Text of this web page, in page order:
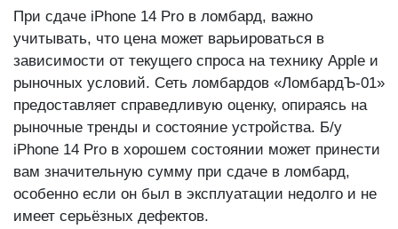
При сдаче iPhone 14 Pro в ломбард, важно
учитывать, что цена может варьироваться в
зависимости от текущего спроса на технику Apple и
рыночных условий. Сеть ломбардов «ЛомбардЪ-01»
предоставляет справедливую оценку, опираясь на
рыночные тренды и состояние устройства. Б/у
iPhone 14 Pro в хорошем состоянии может принести
вам значительную сумму при сдаче в ломбард,
особенно если он был в эксплуатации недолго и не